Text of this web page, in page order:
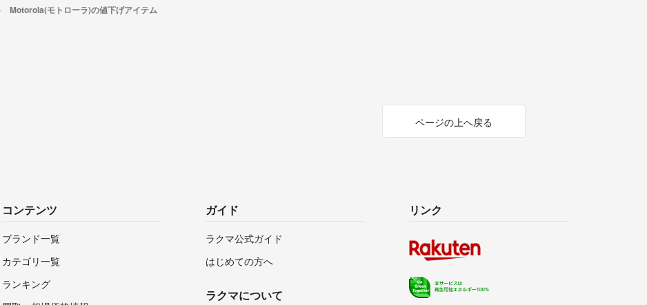
Motorola(モトローラ)の値下げアイテム
ページの上へ戻る
コンテンツ
ブランド一覧
カテゴリ一覧
ランキング
ガイド
ラクマ公式ガイド
はじめての方へ
ラクマについて
リンク